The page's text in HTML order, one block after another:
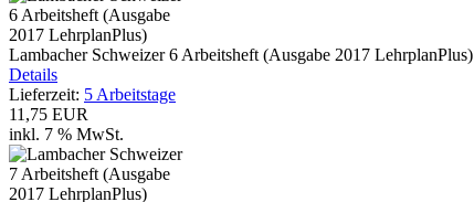
Lambacher Schweizer 6 Arbeitsheft (Ausgabe 2017 LehrplanPlus)
Details
Lieferzeit: 5 Arbeitstage
11,75 EUR
inkl. 7 % MwSt.